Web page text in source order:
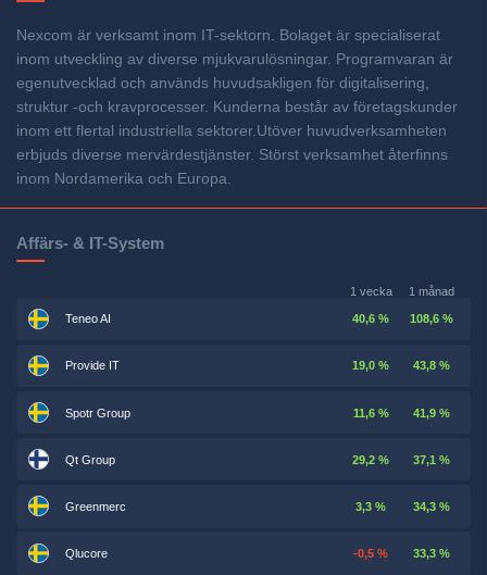
Nexcom är verksamt inom IT-sektorn. Bolaget är specialiserat
inom utveckling av diverse mjukvarulösningar. Programvaran är
egenutvecklad och används huvudsakligen för digitalisering,
struktur -och kravprocesser. Kunderna består av företagskunder
inom ett flertal industriella sektorer.Utöver huvudverksamheten
erbjuds diverse mervärdestjänster. Störst verksamhet återfinns
inom Nordamerika och Europa.
Affärs- & IT-System
1 vecka 1 månad
Teneo AI 40,6 % 108,6 %
Provide IT 19,0 % 43,8 %
Spotr Group 11,6 % 41,9 %
Qt Group 29,2 % 37,1 %
Greenmerc 3,3 % 34,3 %
Qlucore -0,5 % 33,3 %